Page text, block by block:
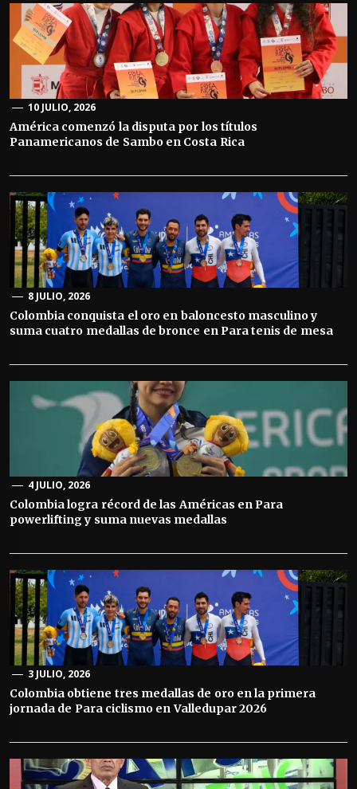
10 JULIO, 2026
América comenzó la disputa por los títulos
Panamericanos de Sambo en Costa Rica
8 JULIO, 2026
Colombia conquista el oro en baloncesto masculino y
suma cuatro medallas de bronce en Para tenis de mesa
4 JULIO, 2026
Colombia logra récord de las Américas en Para
powerlifting y suma nuevas medallas
3 JULIO, 2026
Colombia obtiene tres medallas de oro en la primera
jornada de Para ciclismo en Valledupar 2026